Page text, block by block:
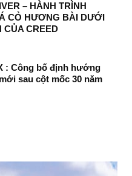
– HÀNH TRÌNH
CỎ HƯƠNG BÀI DƯỚI
CỦA CREED
: Công bố định hướng
sau cột mốc 30 năm